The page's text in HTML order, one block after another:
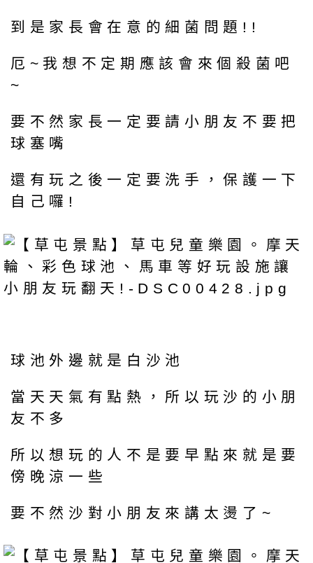
到是家長會在意的細菌問題!!
厄~我想不定期應該會來個殺菌吧
~
要不然家長一定要請小朋友不要把
球塞嘴
還有玩之後一定要洗手，保護一下
自己囉!
球池外邊就是白沙池
當天天氣有點熱，所以玩沙的小朋
友不多
所以想玩的人不是要早點來就是要
傍晚涼一些
要不然沙對小朋友來講太燙了~